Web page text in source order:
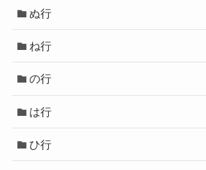
ぬ行
ね行
の行
は行
ひ行